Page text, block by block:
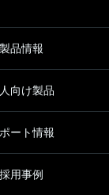
製品情報
向け製品
ート情報
採用事例